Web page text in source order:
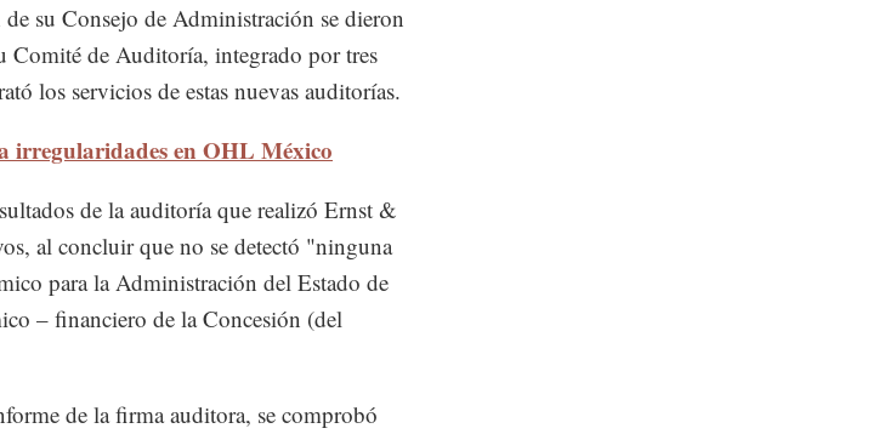
su Consejo de Administración se dieron
Comité de Auditoría, integrado por tres
los servicios de estas nuevas auditorías.
irregularidades en OHL México
de la auditoría que realizó Ernst &
al concluir que no se detectó "ninguna
para la Administración del Estado de
– financiero de la Concesión (del
de la firma auditora, se comprobó